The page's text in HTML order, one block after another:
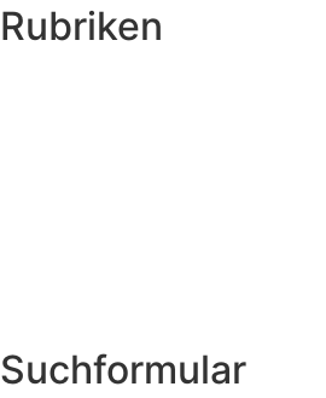
Rubriken
Suchformular